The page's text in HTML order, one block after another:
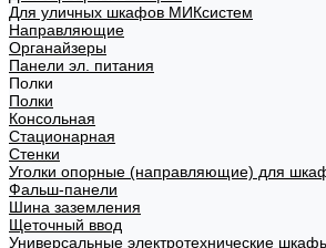
Для уличных шкафов МИКсистем
Направляющие
Органайзеры
Панели эл. питания
Полки
Полки
Консольная
Стационарная
Стенки
Уголки опорные (направляющие) для
Фальш-панели
Шина заземления
Щеточный ввод
Универсальные электротехнические